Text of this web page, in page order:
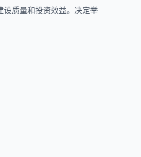
质量和投资效益。决定举